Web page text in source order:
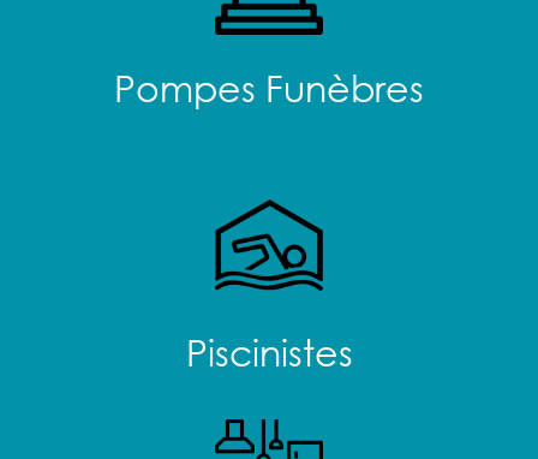
Pompes Funèbres
Piscinistes